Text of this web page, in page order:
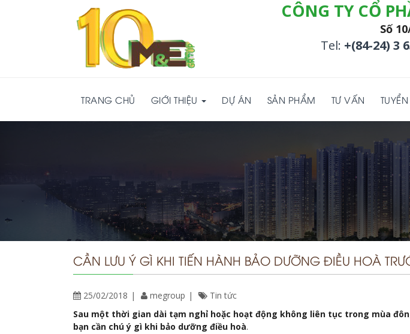
CÔNG TY CỔ
Số
Tel: +(84-24) 3
TRANG CHỦ GIỚI THIỆU DỰ ÁN SẢN PHẨM TƯ VẤN
CẦN LƯU Ý GÌ KHI TIẾN HÀNH BẢO DƯỠNG ĐIỀU HOÀ
25/02/2018 megroup
Tin tức
Sau một thời gian dài tạm nghỉ hoặc hoạt động không liên tục trong mùa
bạn cần chú ý gì khi bảo dưỡng điều hoà.